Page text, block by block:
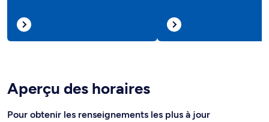
Aperçu des horaires
Pour obtenir les renseignements les plus à jour